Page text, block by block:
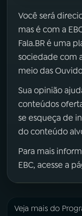
Você será
mas é com a
Fala.BR é uma
sociedade com
meio das
Sua opinião
conteúdos
se esqueça de
do conteúdo
Para mais
EBC, acesse a
Veja mais do